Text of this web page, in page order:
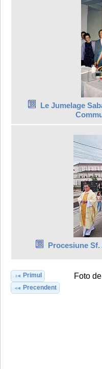
Le Jumelage
Procesiune
Primul
Precendent
Foto